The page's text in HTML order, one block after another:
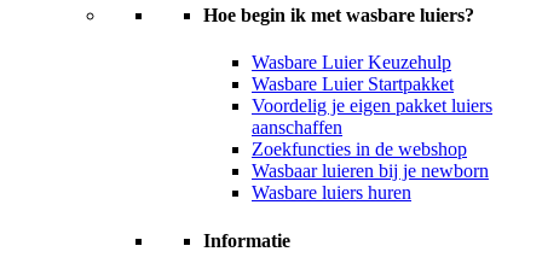
Hoe begin ik met wasbare luiers?
Wasbare Luier Keuzehulp
Wasbare Luier Startpakket
Voordelig je eigen pakket luiers
aanschaffen
Zoekfuncties in de webshop
Wasbaar luieren bij je newborn
Wasbare luiers huren
Informatie